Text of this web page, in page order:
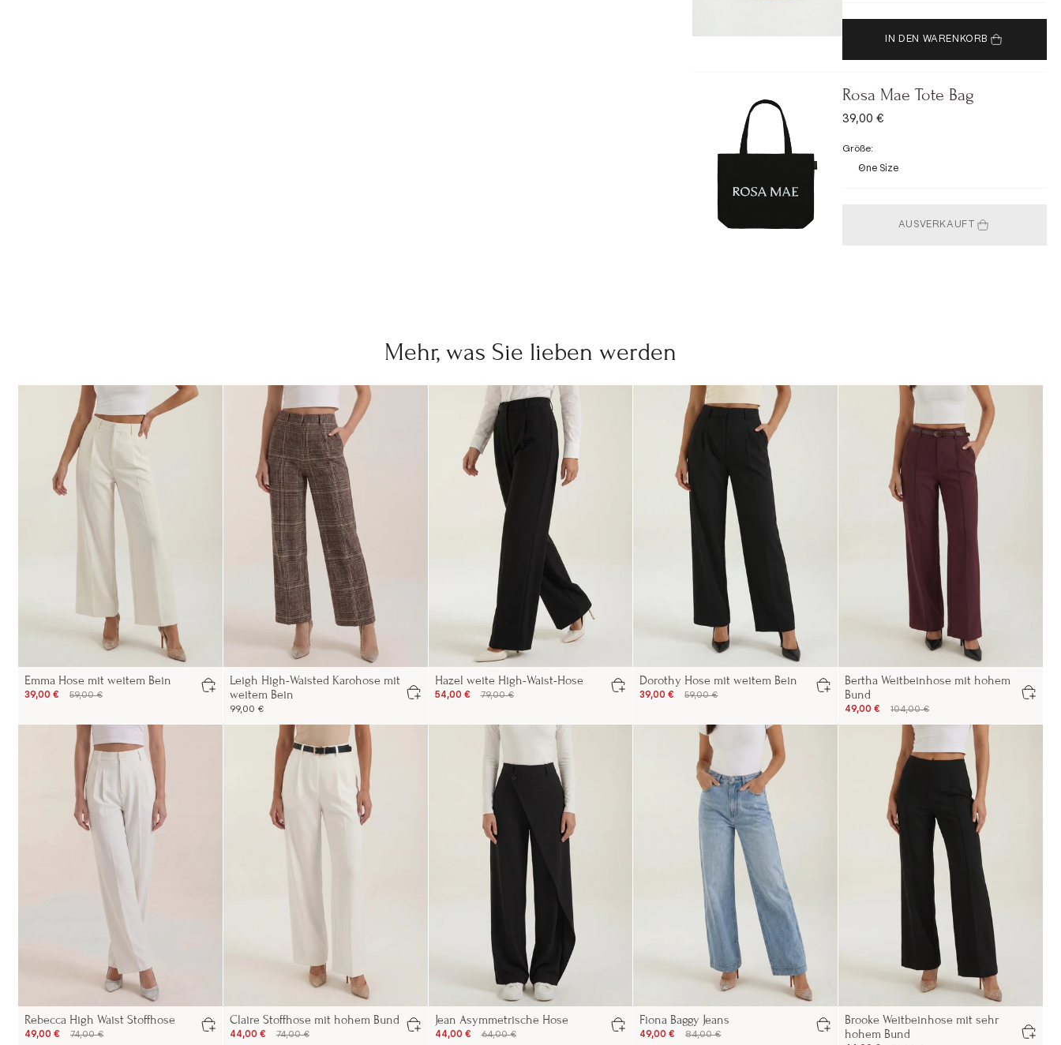
IN DEN WARENKORB
Rosa Mae Tote Bag
ANGEBOT
39,00 €
Größe:
One Size
AUSVERKAUFT
Mehr, was Sie lieben werden
Emma Hose mit weitem Bein
39,00 € 59,00 €
Leigh High-Waisted Karohose mit
weitem Bein
99,00 €
Hazel weite High-Waist-Hose
54,00 € 79,00 €
Dorothy Hose mit weitem Bein
39,00 € 59,00 €
Bertha Weitbeinhose mit hohem
Bund
49,00 € 104,00 €
Rebecca High Waist Stoffhose
49,00 € 74,00 €
Claire Stoffhose mit hohem Bund
44,00 € 74,00 €
Jean Asymmetrische Hose
44,00 € 64,00 €
Fiona Baggy Jeans
49,00 € 84,00 €
Brooke Weitbeinhose mit sehr
hohem Bund